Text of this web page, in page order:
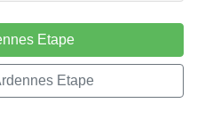
Etape
Etape